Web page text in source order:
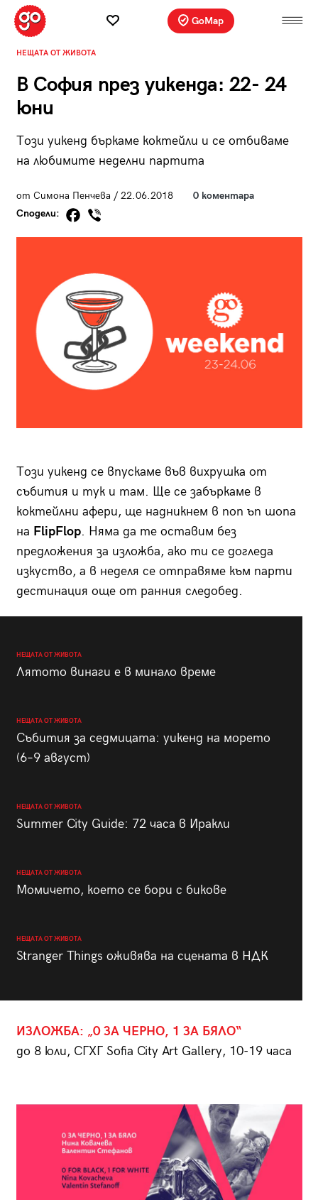
GoMap
НЕЩАТА ОТ ЖИВОТА
В София през уикенда: 22- 24
юни
Този уикенд бъркаме коктейли и се отбиваме
на любимите неделни партита
от Симона Пенчева / 22.06.2018
0 коментара
Сподели:
Този уикенд се впускаме във вихрушка от
събития и тук и там. Ще се забъркаме в
коктейлни афери, ще надникнем в поп ъп шопа
на FlipFlop. Няма да те оставим без
предложения за изложба, ако ти се догледа
изкуство, а в неделя се отправяме към парти
дестинация още от ранния следобед.
НЕЩАТА ОТ ЖИВОТА
Лятото винаги е в минало време
НЕЩАТА ОТ ЖИВОТА
Събития за седмицата: уикенд на морето
(6–9 август)
НЕЩАТА ОТ ЖИВОТА
Summer City Guide: 72 часа в Иракли
НЕЩАТА ОТ ЖИВОТА
Момичето, което се бори с бикове
НЕЩАТА ОТ ЖИВОТА
Stranger Things оживява на сцената в НДК
ИЗЛОЖБА: „0 ЗА ЧЕРНО, 1 ЗА БЯЛО“
до 8 юли, СГХГ Sofia City Art Gallery, 10-19 часа